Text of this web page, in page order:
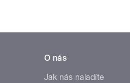
O nás
Jak nás naladíte